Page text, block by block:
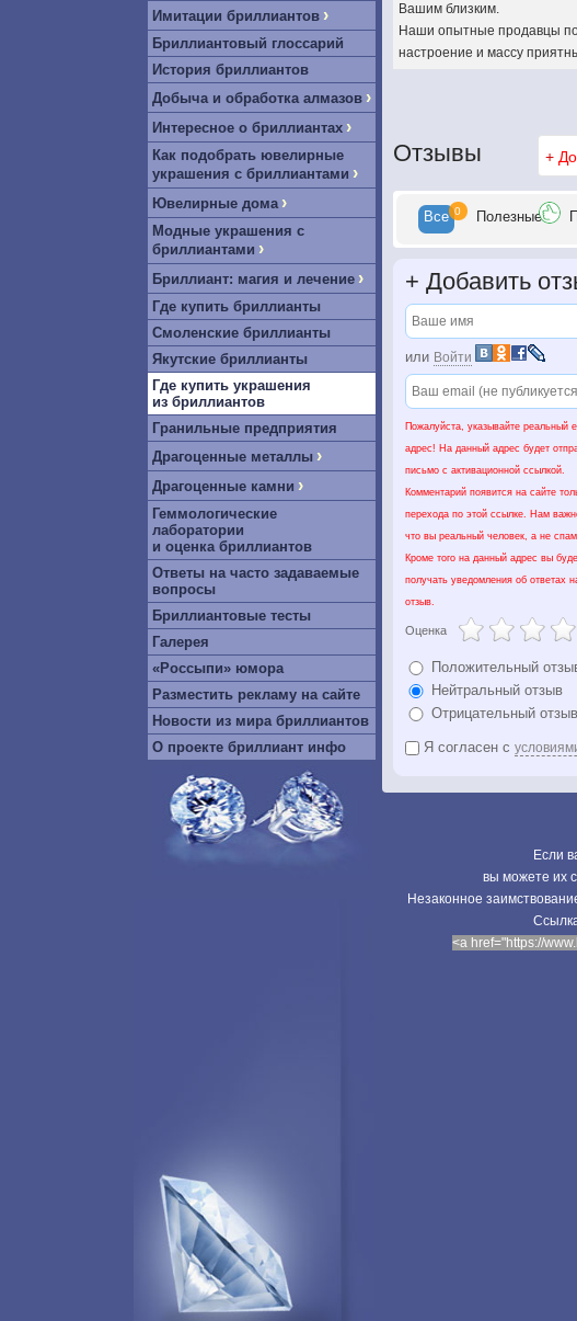
Имитации бриллиантов ›
Бриллиантовый глоссарий
История бриллиантов
Добыча и обработка алмазов ›
Интересное о бриллиантах ›
Как подобрать ювелирные
украшения с бриллиантами ›
Ювелирные дома ›
Модные украшения с
бриллиантами ›
Бриллиант: магия и лечение ›
Где купить бриллианты
Смоленские бриллианты
Якутские бриллианты
Где купить украшения
из бриллиантов
Гранильные предприятия
Драгоценные металлы ›
Драгоценные камни ›
Геммологические
лаборатории
и оценка бриллиантов
Ответы на часто задаваемые
вопросы
Бриллиантовые тесты
Галерея
«Россыпи» юмора
Разместить рекламу на сайте
Новости из мира бриллиантов
О проекте бриллиант инфо
Вашим близким.
Наши опытные продавцы
настроение и массу
Отзывы +
Все 0 Полезные
+ Добавить
или Войти
Пожалуйста, указывайте реальный
адрес! На данный адрес будет
письмо с активационной ссылкой.
Комментарий появится на сайте
перехода по этой ссылке. Нам
что вы реальный человек, а не
Кроме того на данный адрес вы
получать уведомления об ответах
отзыв.
Оценка
Положительный
Нейтральный отзыв
Отрицательный отзыв
Я согласен с
Если
вы можете их
Незаконное
<a href="https://